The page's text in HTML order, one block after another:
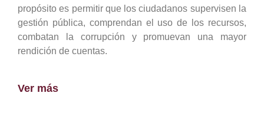
propósito es permitir que los ciudadanos supervisen la
gestión pública, comprendan el uso de los recursos,
combatan la corrupción y promuevan una mayor
rendición de cuentas.
Ver más